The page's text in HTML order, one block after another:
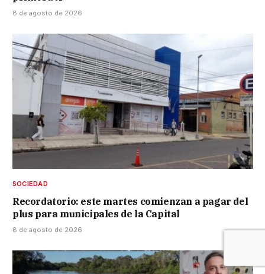
8 de agosto de 2026
SOCIEDAD
Recordatorio: este martes comienzan a pagar del
plus para municipales de la Capital
8 de agosto de 2026